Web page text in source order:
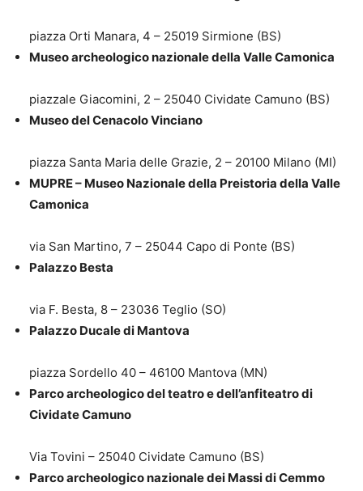
piazza Orti Manara, 4 – 25019 Sirmione (BS)
Museo archeologico nazionale della Valle Camonica
piazzale Giacomini, 2 – 25040 Cividate Camuno (BS)
Museo del Cenacolo Vinciano
piazza Santa Maria delle Grazie, 2 – 20100 Milano (MI)
MUPRE – Museo Nazionale della Preistoria della Valle
Camonica
via San Martino, 7 – 25044 Capo di Ponte (BS)
Palazzo Besta
via F. Besta, 8 – 23036 Teglio (SO)
Palazzo Ducale di Mantova
piazza Sordello 40 – 46100 Mantova (MN)
Parco archeologico del teatro e dell’anfiteatro di
Cividate Camuno
Via Tovini – 25040 Cividate Camuno (BS)
Parco archeologico nazionale dei Massi di Cemmo